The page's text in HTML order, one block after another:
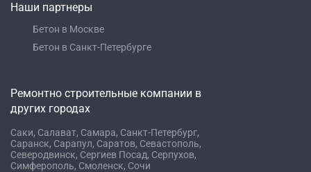
Наши партнеры
Бетон в Москве
Бетон в Санкт-Петербурге
Ремонтно строительные компании в
других городах
Саки, Салават, Самара, Санкт-Петербург,
Саранск, Сарапул, Саратов, Севастополь,
Северодвинск, Сергиев Посад, Серпухов,
Симферополь, Смоленск, Сочи